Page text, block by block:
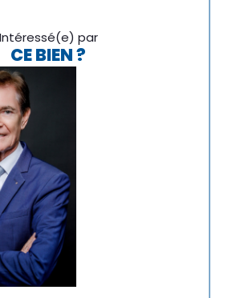
Intéressé(e) par
CE BIEN ?